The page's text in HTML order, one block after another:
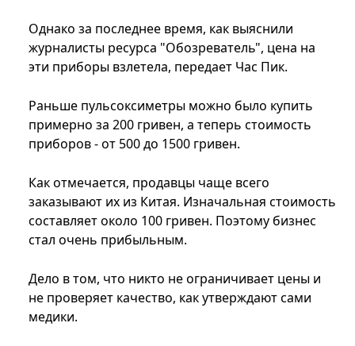
Однако за последнее время, как выяснили
журналисты ресурса "Обозреватель", цена на
эти приборы взлетела, передает Час Пик.
Раньше пульсоксиметры можно было купить
примерно за 200 гривен, а теперь стоимость
приборов - от 500 до 1500 гривен.
Как отмечается, продавцы чаще всего
заказывают их из Китая. Изначальная стоимость
составляет около 100 гривен. Поэтому бизнес
стал очень прибыльным.
Дело в том, что никто не ограничивает цены и
не проверяет качество, как утверждают сами
медики.